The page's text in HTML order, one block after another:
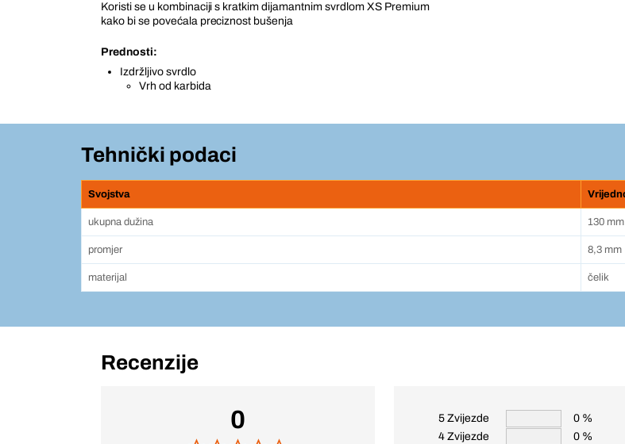
Koristi se u kombinaciji s kratkim dijamantnim svrdlom XS Premium
kako bi se povećala preciznost bušenja
Prednosti:
Izdržljivo svrdlo
Vrh od karbida
Tehnički podaci
Svojstva
ukupna dužina 130 mm
promjer 8,3 mm
materijal čelik
Recenzije
0 5 Zvijezde
0 %
4 Zvijezde
0 %